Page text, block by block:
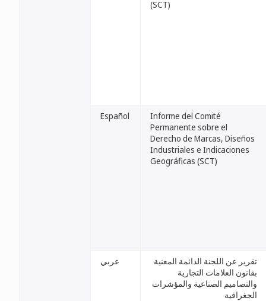
(SCT)
Español
Informe del Comité
Permanente sobre el
Derecho de Marcas, Diseños
Industriales e Indicaciones
Geográficas (SCT)
عربي
تقرير عن اللجنة الدائمة المعنية
بقانون العلامات التجارية
والتصاميم الصناعية والمؤشرات
الجغرافية